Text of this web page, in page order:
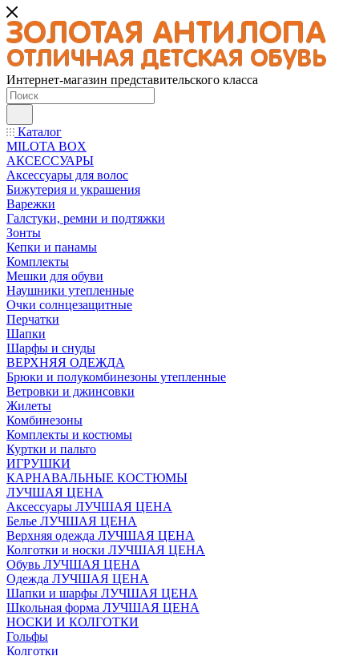
Интернет-магазин представительского класса
Каталог
MILOTA BOX
АКСЕССУАРЫ
Аксессуары для волос
Бижутерия и украшения
Варежки
Галстуки, ремни и подтяжки
Зонты
Кепки и панамы
Комплекты
Мешки для обуви
Наушники утепленные
Очки солнцезащитные
Перчатки
Шапки
Шарфы и снуды
ВЕРХНЯЯ ОДЕЖДА
Брюки и полукомбинезоны утепленные
Ветровки и джинсовки
Жилеты
Комбинезоны
Комплекты и костюмы
Куртки и пальто
ИГРУШКИ
КАРНАВАЛЬНЫЕ КОСТЮМЫ
ЛУЧШАЯ ЦЕНА
Аксессуары ЛУЧШАЯ ЦЕНА
Белье ЛУЧШАЯ ЦЕНА
Верхняя одежда ЛУЧШАЯ ЦЕНА
Колготки и носки ЛУЧШАЯ ЦЕНА
Обувь ЛУЧШАЯ ЦЕНА
Одежда ЛУЧШАЯ ЦЕНА
Шапки и шарфы ЛУЧШАЯ ЦЕНА
Школьная форма ЛУЧШАЯ ЦЕНА
НОСКИ И КОЛГОТКИ
Гольфы
Колготки